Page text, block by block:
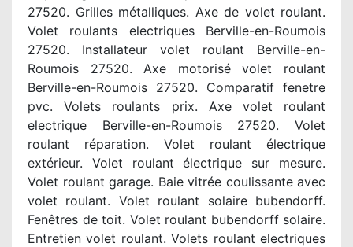
27520. Grilles métalliques. Axe de volet roulant.
Volet roulants electriques Berville-en-Roumois
27520. Installateur volet roulant Berville-en-
Roumois 27520. Axe motorisé volet roulant
Berville-en-Roumois 27520. Comparatif fenetre
pvc. Volets roulants prix. Axe volet roulant
electrique Berville-en-Roumois 27520. Volet
roulant réparation. Volet roulant électrique
extérieur. Volet roulant électrique sur mesure.
Volet roulant garage. Baie vitrée coulissante avec
volet roulant. Volet roulant solaire bubendorff.
Fenêtres de toit. Volet roulant bubendorff solaire.
Entretien volet roulant. Volets roulant electriques